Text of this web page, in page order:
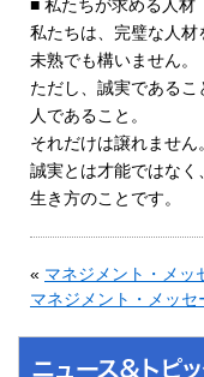
■ 私たちが求める人材
私たちは、完璧な人材
未熟でも構いません。
ただし、誠実である
人であること。
それだけは譲れません。
誠実とは才能ではな
生き方のことです。
« マネジメント・メッ
マネジメント・メッセ